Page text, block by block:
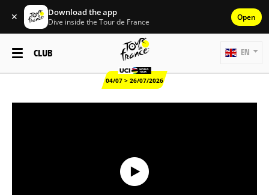
✕ Download the app
Dive inside the Tour de France Open
CLUB
04/07 > 26/07/2026
EN